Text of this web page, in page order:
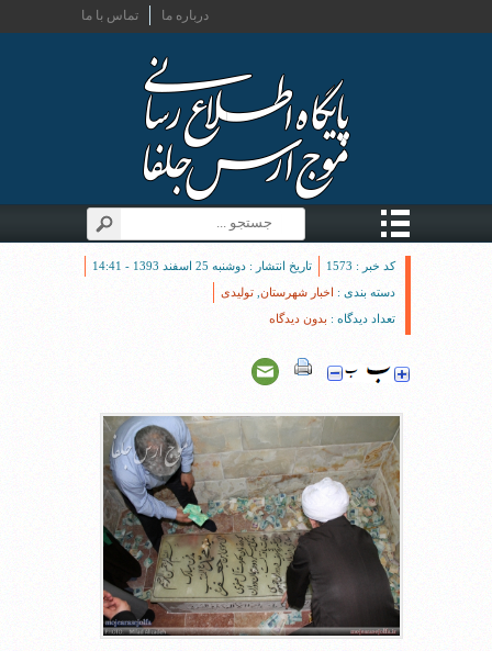
تماس با ما درباره ما
کد خبر : 1573
تاریخ انتشار : دوشنبه 25 اسفند 1393 - 14:41
دسته بندی : اخبار شهرستان تولیدی
تعداد دیدگاه : بدون دیدگاه